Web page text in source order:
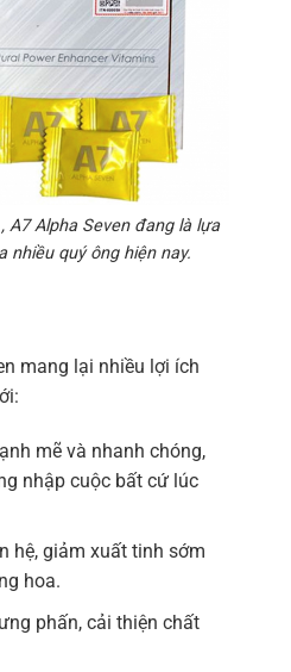
A7 Alpha Seven đang là lựa
nhiều quý ông hiện nay.
mang lại nhiều lợi ích
mẽ và nhanh chóng,
nhập cuộc bất cứ lúc
hệ, giảm xuất tinh sớm
hoa.
phấn, cải thiện chất